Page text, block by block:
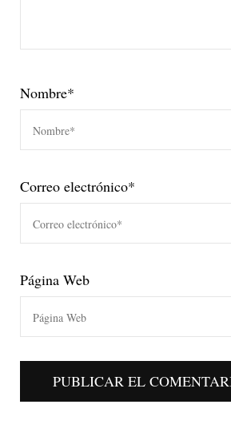
Nombre*
Correo electrónico*
Página Web